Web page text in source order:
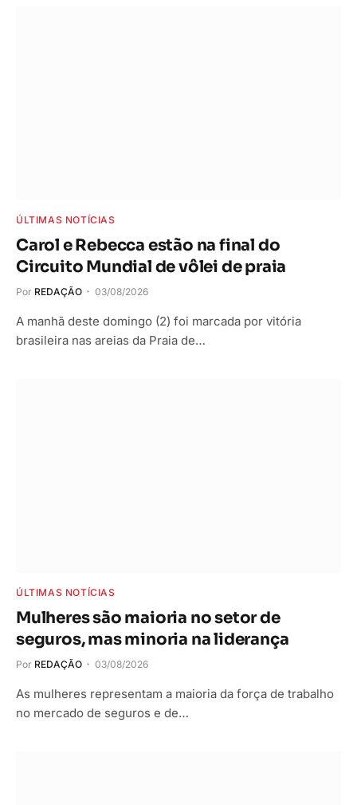
ÚLTIMAS NOTÍCIAS
Carol e Rebecca estão na final do
Circuito Mundial de vôlei de praia
Por REDAÇÃO 03/08/2026
A manhã deste domingo (2) foi marcada por vitória
brasileira nas areias da Praia de…
ÚLTIMAS NOTÍCIAS
Mulheres são maioria no setor de
seguros, mas minoria na liderança
Por REDAÇÃO 03/08/2026
As mulheres representam a maioria da força de trabalho
no mercado de seguros e de…